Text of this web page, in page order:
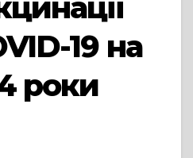
19 на
роки